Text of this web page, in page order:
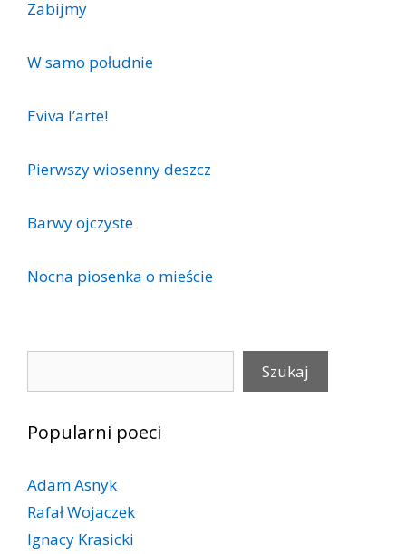
Zabijmy
W samo południe
Eviva l’arte!
Pierwszy wiosenny deszcz
Barwy ojczyste
Nocna piosenka o mieście
Szukaj
Popularni poeci
Adam Asnyk
Rafał Wojaczek
Ignacy Krasicki